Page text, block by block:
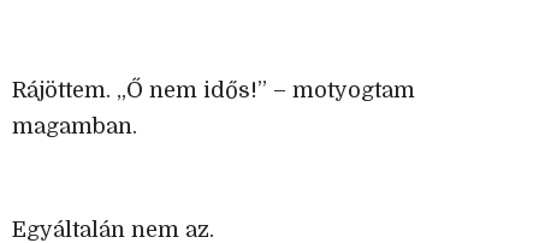
Rájöttem. „Ő nem idős!” – motyogtam
magamban.
Egyáltalán nem az.